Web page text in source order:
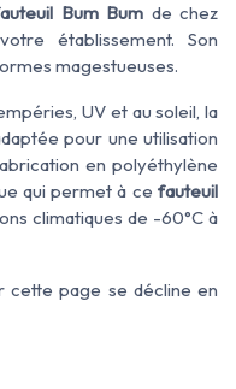
Bum Bum de chez
établissement. Son
magestueuses.
UV et au soleil, la
pour une utilisation
en polyéthylène
qui permet à ce fauteuil
climatiques de -60°C à
cette page se décline en